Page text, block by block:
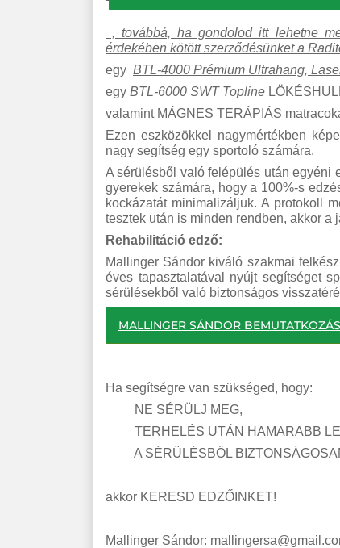
, továbbá, ha gondolod itt lehetne
érdekében kötött szerződésünket a
egy BTL-4000 Prémium Ultrahang,
egy BTL-6000 SWT Topline
valamint MÁGNES TERÁPIÁS
Ezen eszközökkel nagymértékben
nagy segítség egy sportoló számára.
A sérülésből való felépülés után egyéni
gyerekek számára, hogy a 100%-s
kockázatát minimalizáljuk. A protokoll
tesztek után is minden rendben, akkor a
Rehabilitáció edző:
Mallinger Sándor kiváló szakmai
éves tapasztalatával nyújt segítséget
sérülésekből való biztonságos
MALLINGER SÁNDOR BEMUTATKOZÁS
Ha segítségre van szükséged, hogy:
NE SÉRÜLJ MEG,
TERHELÉS UTÁN HAMARABB
A SÉRÜLÉSBŐL
akkor KERESD EDZŐINKET!
Mallinger Sándor: